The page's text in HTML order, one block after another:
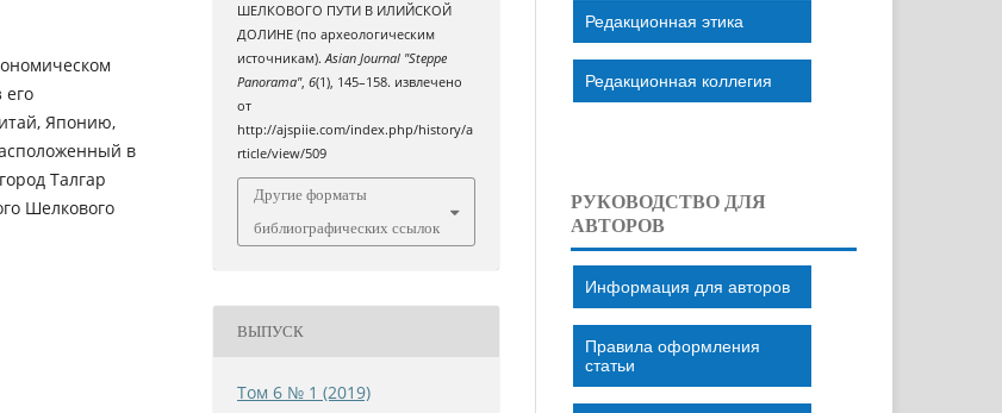
его
Японию,
в
Талгар
Шелкового
ШЕЛКОВОГО ПУТИ В ИЛИЙСКОЙ
ДОЛИНЕ (по археологическим
источникам).Asian Journal "Steppe
Panorama",6(1), 145–158. извлечено
от
http://ajspiie.com/index.php/history/a
rticle/view/509
Другие форматы
библиографических ссылок
ВЫПУСК
Том 6 № 1 (2019)
Редакционная этика
Редакционная коллегия
РУКОВОДСТВО ДЛЯ
АВТОРОВ
Информация для авторов
Правила оформления
статьи